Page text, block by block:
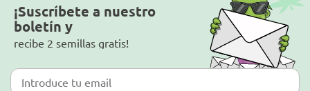
¡Suscríbete a nuestro
boletín y
recibe 2 semillas gratis!